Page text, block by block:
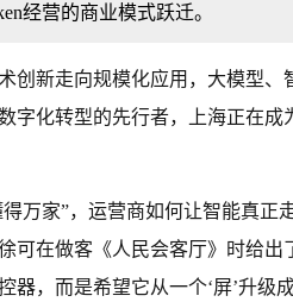
经营的商业模式跃迁。
创新走向规模化应用，大模型、
字化转型的先行者，上海正在成
得万家”，运营商如何让智能真正
可在做客《人民会客厅》时给出
器，而是希望它从一个‘屏’升级